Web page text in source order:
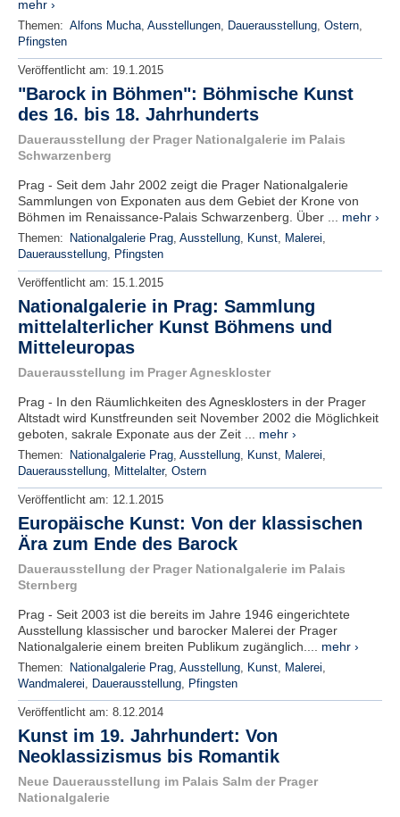
mehr ›
Themen: Alfons Mucha, Ausstellungen, Dauerausstellung, Ostern,
Pfingsten
Veröffentlicht am: 19.1.2015
"Barock in Böhmen": Böhmische Kunst
des 16. bis 18. Jahrhunderts
Dauerausstellung der Prager Nationalgalerie im Palais
Schwarzenberg
Prag - Seit dem Jahr 2002 zeigt die Prager Nationalgalerie
Sammlungen von Exponaten aus dem Gebiet der Krone von
Böhmen im Renaissance-Palais Schwarzenberg. Über ... mehr ›
Themen: Nationalgalerie Prag, Ausstellung, Kunst, Malerei,
Dauerausstellung, Pfingsten
Veröffentlicht am: 15.1.2015
Nationalgalerie in Prag: Sammlung
mittelalterlicher Kunst Böhmens und
Mitteleuropas
Dauerausstellung im Prager Agneskloster
Prag - In den Räumlichkeiten des Agnesklosters in der Prager
Altstadt wird Kunstfreunden seit November 2002 die Möglichkeit
geboten, sakrale Exponate aus der Zeit ... mehr ›
Themen: Nationalgalerie Prag, Ausstellung, Kunst, Malerei,
Dauerausstellung, Mittelalter, Ostern
Veröffentlicht am: 12.1.2015
Europäische Kunst: Von der klassischen
Ära zum Ende des Barock
Dauerausstellung der Prager Nationalgalerie im Palais
Sternberg
Prag - Seit 2003 ist die bereits im Jahre 1946 eingerichtete
Ausstellung klassischer und barocker Malerei der Prager
Nationalgalerie einem breiten Publikum zugänglich.... mehr ›
Themen: Nationalgalerie Prag, Ausstellung, Kunst, Malerei,
Wandmalerei, Dauerausstellung, Pfingsten
Veröffentlicht am: 8.12.2014
Kunst im 19. Jahrhundert: Von
Neoklassizismus bis Romantik
Neue Dauerausstellung im Palais Salm der Prager
Nationalgalerie